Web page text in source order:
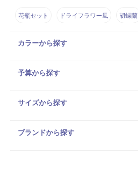
花瓶セット ドライフラワー風 胡蝶蘭
カラーから探す
予算から探す
サイズから探す
ブランドから探す